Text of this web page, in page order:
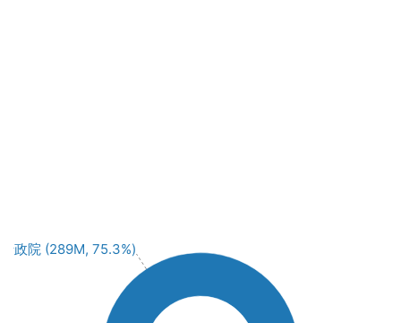
行政院 (289M, 75.3%)